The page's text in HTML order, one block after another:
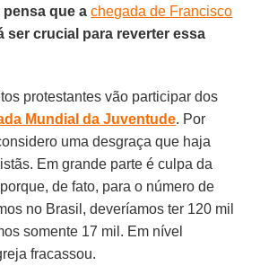
pensa que achegada de Francisco
ser crucial para reverter essa
protestantes vão participar dos
Mundial da Juventude. Por
uma desgraça que haja
Em grande parte é culpa da
de fato, para o número de
no Brasil, deveríamos ter 120 mil
somente 17 mil. Em nível
fracassou.